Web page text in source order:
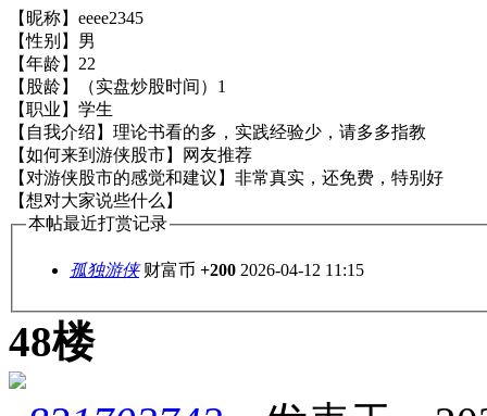
【昵称】eeee2345
【性别】男
【年龄】22
【股龄】（实盘炒股时间）1
【职业】学生
【自我介绍】理论书看的多，实践经验少，请多多指教
【如何来到游侠股市】网友推荐
【对游侠股市的感觉和建议】非常真实，还免费，特别好
【想对大家说些什么】
本帖最近打赏记录
孤独游侠 财富币 +200 2026-04-12 11:15
48楼